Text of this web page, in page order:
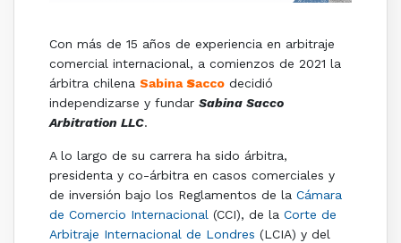
Con más de 15 años de experiencia en arbitraje
comercial internacional, a comienzos de 2021 la
árbitra chilena SabinaSaccodecidió
independizarse y fundar Sabina Sacco
Arbitration LLC.
A lo largo de su carrera ha sido árbitra,
presidenta y co-árbitra en casos comerciales y
de inversión bajo los Reglamentos de la Cámara
de Comercio Internacional(CCI), de la Corte de
Arbitraje Internacional de Londres (LCIA) y del